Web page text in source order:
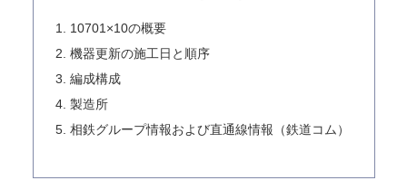
10701×10の概要
機器更新の施工日と順序
編成構成
製造所
相鉄グループ情報および直通線情報（鉄道コム）